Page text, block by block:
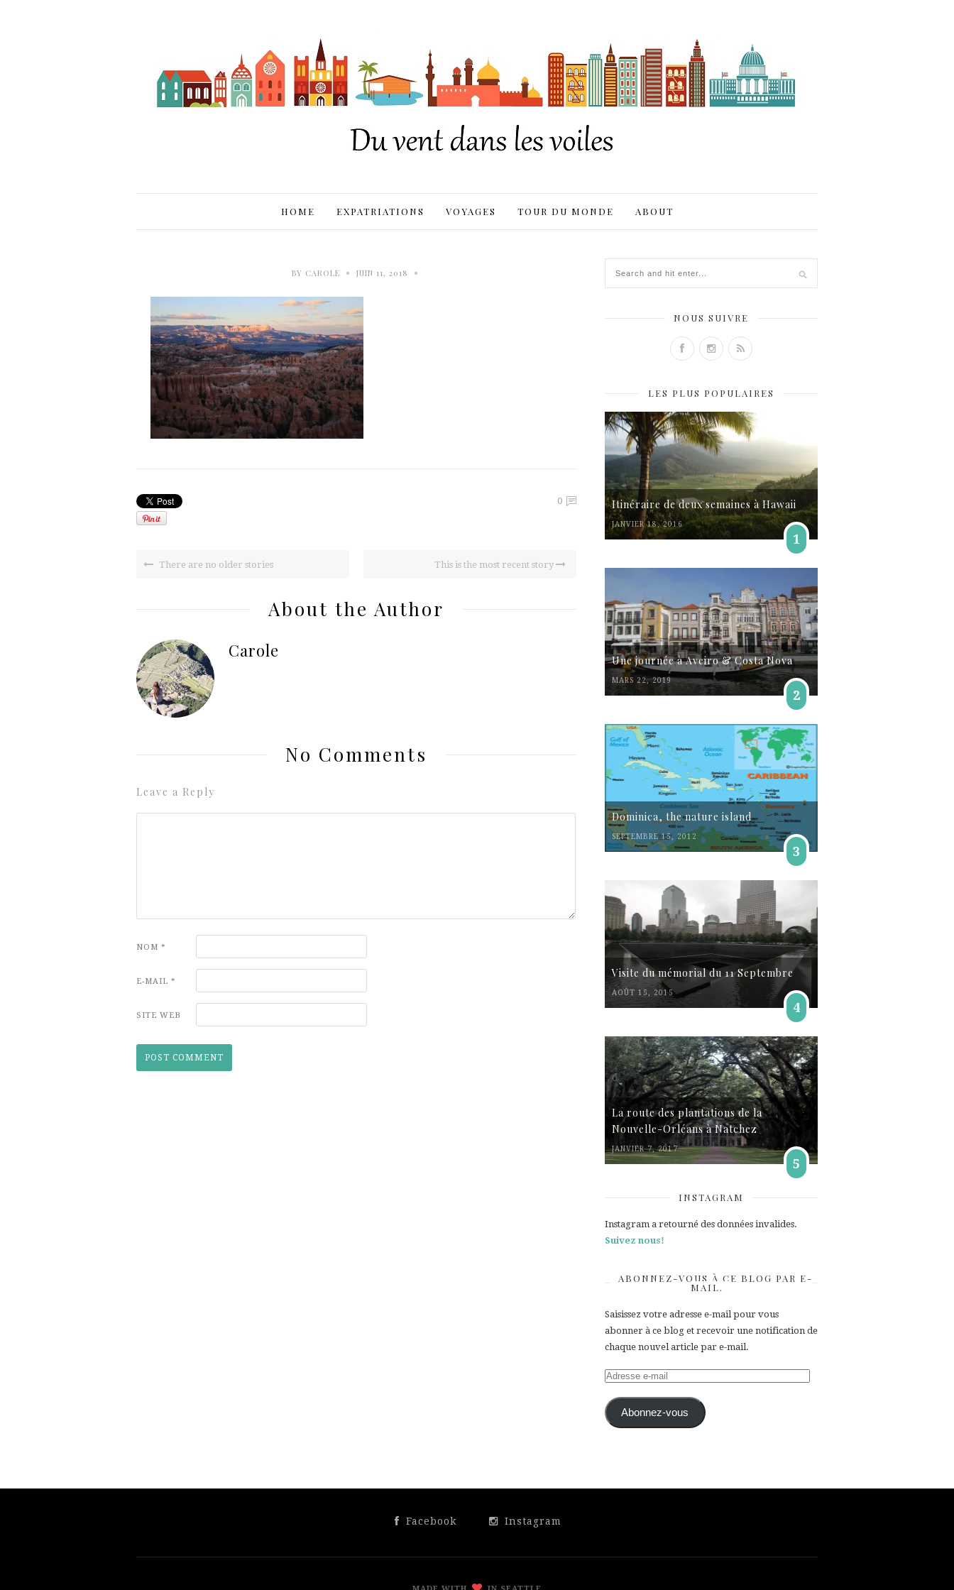
HOME EXPATRIATIONS VOYAGES TOUR DU MONDE ABOUT
BY CAROLE • JUIN 11, 2018 •
0
There are no older stories This is the most recent story
About the Author
Carole
No Comments
Leave a Reply
NOM *
E-MAIL *
SITE WEB
NOUS SUIVRE
LES PLUS POPULAIRES
Itinéraire de deux semaines à Hawaii
JANVIER 18, 2016
1
Une journée à Aveiro & Costa Nova
MARS 22, 2019
2
Dominica, the nature island
SEPTEMBRE 15, 2012
3
Visite du mémorial du 11 Septembre
AOÛT 15, 2015
4
La route des plantations de la
Nouvelle-Orléans à Natchez
JANVIER 7, 2017
5
INSTAGRAM
Instagram a retourné des données invalides.
Suivez nous!
ABONNEZ-VOUS À CE BLOG PAR E-
MAIL.
Saisissez votre adresse e-mail pour vous
abonner à ce blog et recevoir une notification de
chaque nouvel article par e-mail.
Adresse
mail Abonnez-vous
Facebook Instagram